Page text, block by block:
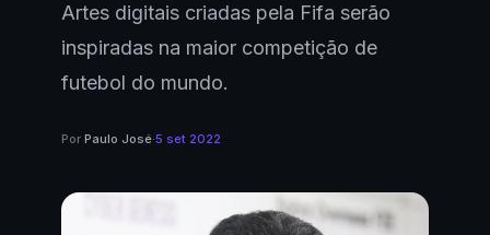
Artes digitais criadas pela Fifa serão
inspiradas na maior competição de
futebol do mundo.
Por Paulo José·5 set 2022